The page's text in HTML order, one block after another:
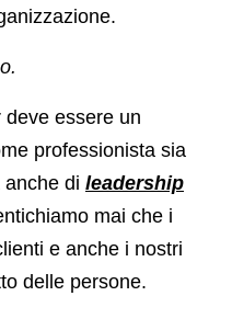
essere un
professionista sia
di leadership
mai che i
e anche i nostri
delle persone.